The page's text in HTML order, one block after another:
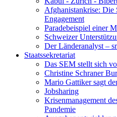
Afghanistankrise: Die
Engagement
Paradebeispiel einer
Schweizer
Der Länderanalyst –
Staatssekretariat
Das SEM stellt sich
Christine Schraner
Mario Gattiker sagt
Jobsharing
Krisenmanagement
Pandemie